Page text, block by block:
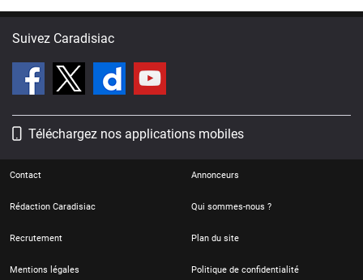
Suivez Caradisiac
Téléchargez nos applications mobiles
Contact Annonceurs
Rédaction Caradisiac Qui sommes-nous ?
Recrutement Plan du site
Mentions légales Politique de confidentialité